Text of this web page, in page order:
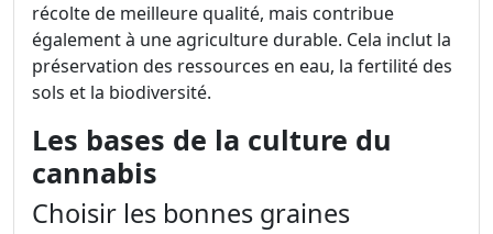
récolte de meilleure qualité, mais contribue
également à une agriculture durable. Cela inclut la
préservation des ressources en eau, la fertilité des
sols et la biodiversité.
Les bases de la culture du
cannabis
Choisir les bonnes graines